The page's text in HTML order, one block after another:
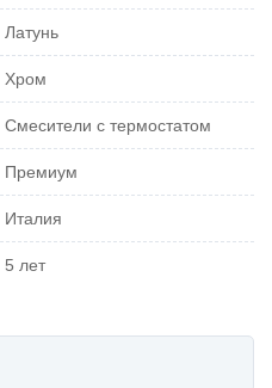
Латунь
Хром
Смесители с термостатом
Премиум
Италия
5 лет